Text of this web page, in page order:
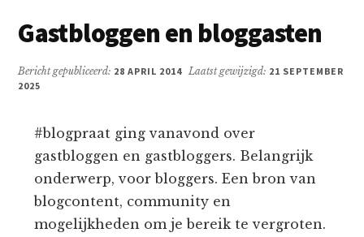
Gastbloggen en bloggasten
Bericht gepubliceerd: 28 APRIL 2014 Laatst gewijzigd: 21 SEPTEMBER
2025
#blogpraat ging vanavond over
gastbloggen en gastbloggers. Belangrijk
onderwerp, voor bloggers. Een bron van
blogcontent, community en
mogelijkheden om je bereik te vergroten.